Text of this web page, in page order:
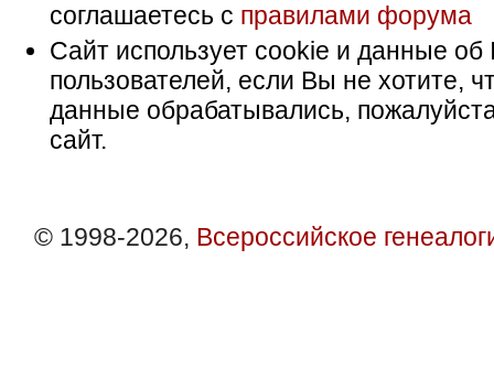
соглашаетесь с правилами форума
Сайт использует cookie и данные об
пользователей, если Вы не хотите,
данные обрабатывались,
сайт.
© 1998-2026, Всероссийское